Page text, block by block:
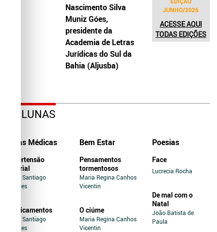
Nascimento Silva
Muniz Góes,
presidente da
Academia de Letras
Jurídicas do Sul da
Bahia (Aljusba)
JUNHO/2026
ACESSE AQUI
TODAS EDIÇÕES
COLUNAS
Dicas Médicas
Hipertensão
Arterial
Jairo Santiago
Novaes
Medicamentos
Jairo Santiago
Novaes
Bem Estar
Pensamentos
tormentosos
Maria Regina Canhos
Vicentin
O ciúme
Maria Regina Canhos
Vicentin
Poesias
Face
Lucrecia Rocha
De mal com o
Natal
João Batista de
Paula